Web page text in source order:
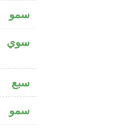
سمو
سوي
سبع
سمو